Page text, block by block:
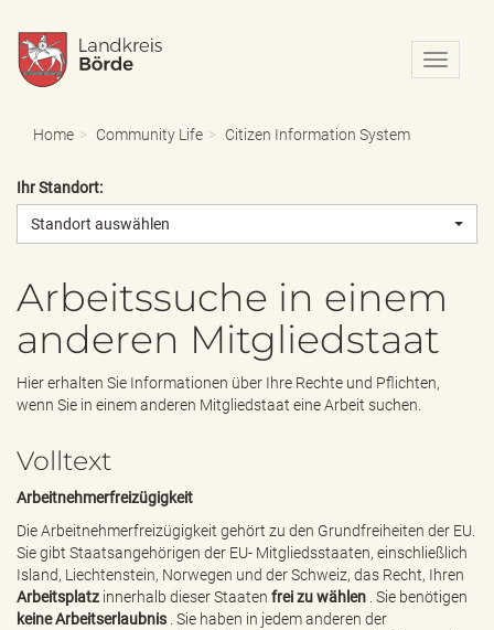
N
a
o
-
a
n
d
e
n
Home Community Life Citizen Information System
Ihr Standort:
Standort auswählen
Arbeitssuche in einem
anderen Mitgliedstaat
Hier erhalten Sie Informationen über Ihre Rechte und Pflichten,
wenn Sie in einem anderen Mitgliedstaat eine Arbeit suchen.
Volltext
Arbeitnehmerfreizügigkeit
Die Arbeitnehmerfreizügigkeit gehört zu den Grundfreiheiten der EU.
Sie gibt Staatsangehörigen der EU- Mitgliedsstaaten, einschließlich
Island, Liechtenstein, Norwegen und der Schweiz, das Recht, Ihren
Arbeitsplatz innerhalb dieser Staaten frei zu wählen . Sie benötigen
keine Arbeitserlaubnis . Sie haben in jedem anderen der